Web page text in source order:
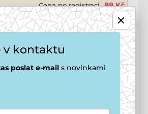
Cena po registraci 88 Kč
🔓 Jak se stát členem smečky
Přidat do košíku
v kontaktu
poslat e-mail s novinkami